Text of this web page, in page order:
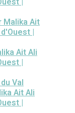
Malika Ait
|
Ait Ali
|
Val
Ait Ali
|